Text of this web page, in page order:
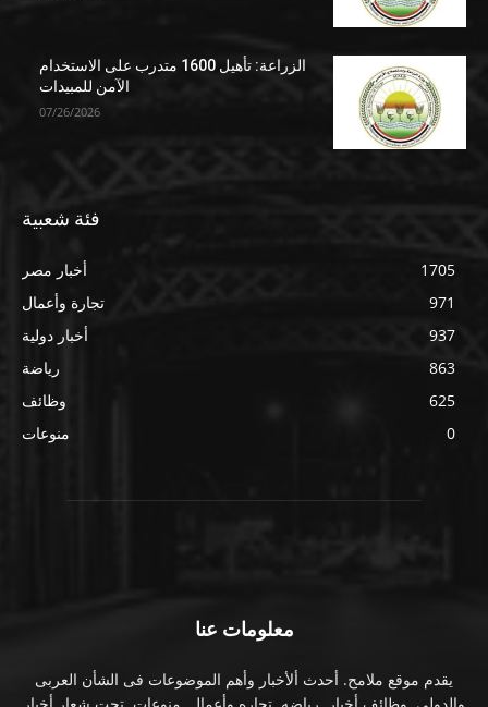
الزراعة: تأهيل 1600 متدرب على الاستخدام
الآمن للمبيدات
07/26/2026
فئة شعبية
أخبار مصر
1705
تجارة وأعمال
971
أخبار دولية
937
رياضة
863
وظائف
625
منوعات
0
معلومات عنا
يقدم موقع ملامح. أحدث ألأخبار وأهم الموضوعات فى الشأن العربى